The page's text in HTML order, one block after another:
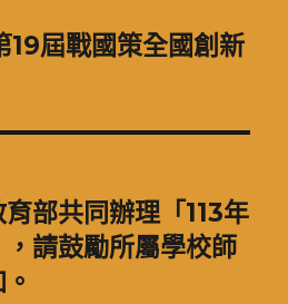
屆戰國策全國創新
部共同辦理「113年
請鼓勵所屬學校師